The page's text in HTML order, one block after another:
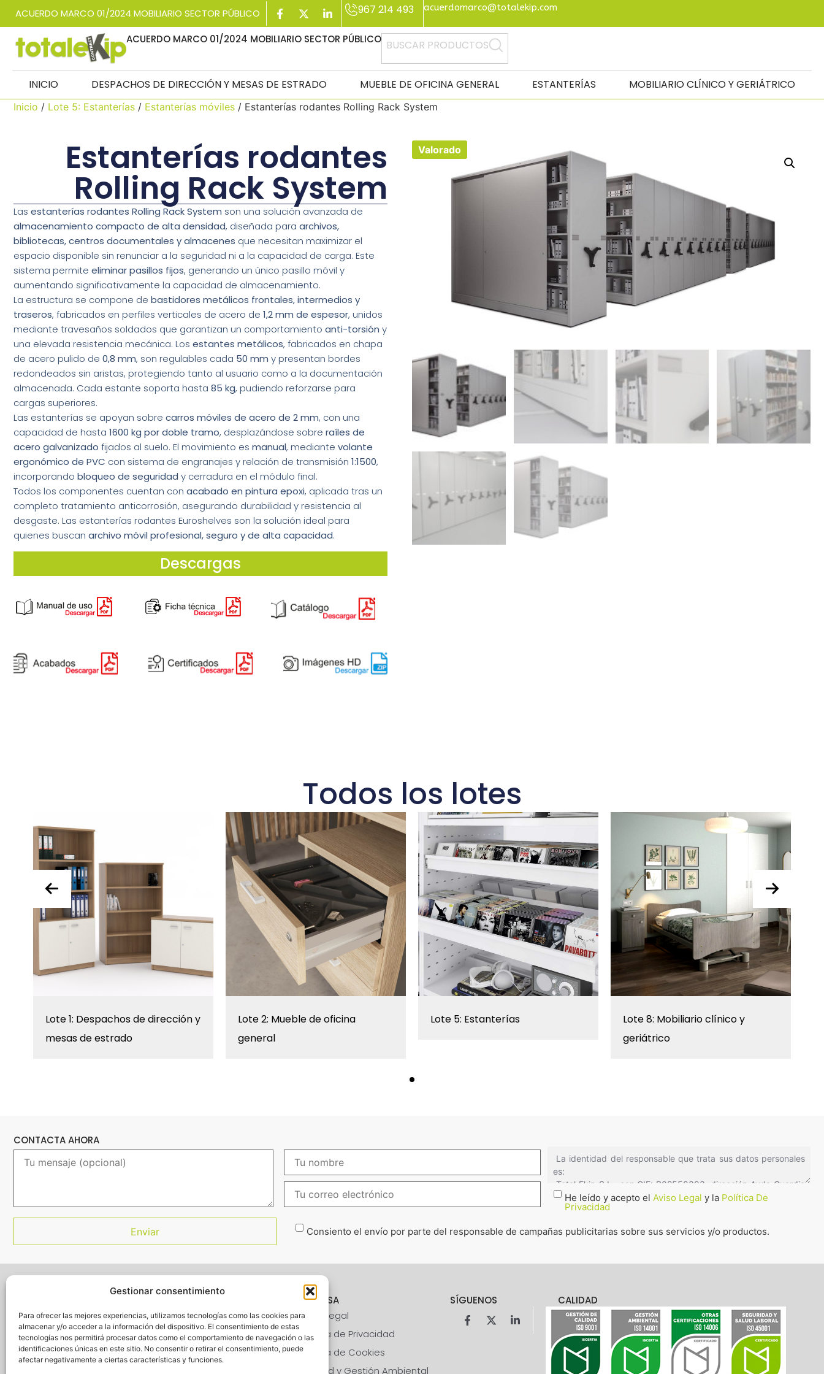
Gestionar consentimiento
Para ofrecer las mejores experiencias, utilizamos tecnologías como las cookies para
almacenar y/o acceder a la información del dispositivo. El consentimiento de estas
tecnologías nos permitirá procesar datos como el comportamiento de navegación o las
identificaciones únicas en este sitio. No consentir o retirar el consentimiento, puede
afectar negativamente a ciertas características y funciones.
ACUERDO MARCO 01/2024 MOBILIARIO SECTOR PÚBLICO 967 214 493 acuerdomarco@totalekip.com
ACUERDO MARCO 01/2024 MOBILIARIO SECTOR PÚBLICO BUSCAR PRODUCTOS
INICIO DESPACHOS DE DIRECCIÓN Y MESAS DE ESTRADO MUEBLE DE OFICINA GENERAL ESTANTERÍAS MOBILIARIO CLÍNICO Y GERIÁTRICO
Inicio / Lote 5: Estanterías / Estanterías móviles / Estanterías rodantes Rolling Rack System
Estanterías rodantes
Rolling Rack System
Las estanterías rodantes Rolling Rack System son una solución avanzada de
almacenamiento compacto de alta densidad, diseñada para archivos,
bibliotecas, centros documentales y almacenes que necesitan maximizar el
espacio disponible sin renunciar a la seguridad ni a la capacidad de carga. Este
sistema permite eliminar pasillos fijos, generando un único pasillo móvil y
aumentando significativamente la capacidad de almacenamiento.
La estructura se compone de bastidores metálicos frontales, intermedios y
traseros, fabricados en perfiles verticales de acero de 1,2 mm de espesor, unidos
mediante travesaños soldados que garantizan un comportamiento anti-torsión y
una elevada resistencia mecánica. Los estantes metálicos, fabricados en chapa
de acero pulido de 0,8 mm, son regulables cada 50 mm y presentan bordes
redondeados sin aristas, protegiendo tanto al usuario como a la documentación
almacenada. Cada estante soporta hasta 85 kg, pudiendo reforzarse para
cargas superiores.
Las estanterías se apoyan sobre carros móviles de acero de 2 mm, con una
capacidad de hasta 1600 kg por doble tramo, desplazándose sobre raíles de
acero galvanizado fijados al suelo. El movimiento es manual, mediante volante
ergonómico de PVC con sistema de engranajes y relación de transmisión 1:1500,
incorporando bloqueo de seguridad y cerradura en el módulo final.
Todos los componentes cuentan con acabado en pintura epoxi, aplicada tras un
completo tratamiento anticorrosión, asegurando durabilidad y resistencia al
desgaste. Las estanterías rodantes Euroshelves son la solución ideal para
quienes buscan archivo móvil profesional, seguro y de alta capacidad.
Descargas
Valorado
Todos los lotes
Lote 1: Despachos de dirección y
mesas de estrado
Lote 2: Mueble de oficina
general
Lote 5: Estanterías
Lote 8: Mobiliario clínico y
geriátrico
CONTACTA AHORA
He leído y acepto el Aviso Legal y la Política De
Privacidad
Consiento el envío por parte del responsable de campañas publicitarias sobre sus servicios y/o productos.
acuerdomarco@totalekip.com
+34 967 214 493
EMPRESA
Aviso Legal
Política de Privacidad
Política de Cookies
Calidad y Gestión Ambiental
SÍGUENOS CALIDAD